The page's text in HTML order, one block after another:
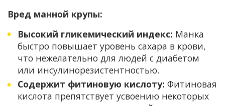
Вред манной крупы:
Высокий гликемический индекс: Манка
быстро повышает уровень сахара в крови,
что нежелательно для людей с диабетом
или инсулинорезистентностью.
Содержит фитиновую кислоту: Фитиновая
кислота препятствует усвоению некоторых